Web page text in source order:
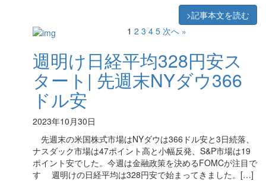
>記事本文を読む
週明け日経平均328円安ス
タート| 先週末NYダウ366
ドル安
2023年10月30日
先週末の米国株式市場はNYダウは366ドル安と3日続落、
ナスダック市場は47ポイント高と小幅反発、S&P市場は19
ポイント安でした。今週は金融政策を決めるFOMCが注目で
す 週明けの日経平均は328円安で始まってきました。[…]
1 2 3 4 5 次へ »